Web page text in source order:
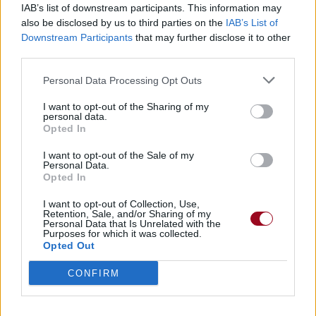
IAB’s list of downstream participants. This information may
also be disclosed by us to third parties on the IAB’s List of
Downstream Participants that may further disclose it to other
Personal Data Processing Opt Outs
I want to opt-out of the Sharing of my
personal data.
Opted In
I want to opt-out of the Sale of my
Personal Data.
Opted In
I want to opt-out of Collection, Use,
Retention, Sale, and/or Sharing of my
Personal Data that Is Unrelated with the
Purposes for which it was collected.
Opted Out
CONFIRM